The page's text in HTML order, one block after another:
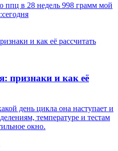
ппц в 28 недель 998 грамм мой
признаки и как её
день цикла она наступает и
температуре и тестам
окно.